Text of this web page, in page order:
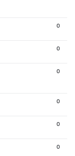
0
0
0
0
0
0